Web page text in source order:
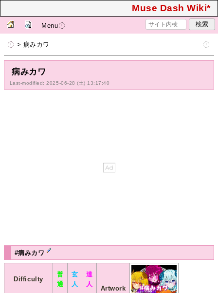
Muse Dash Wiki*
Menu
> 病みカワ
病みカワ
Last-modified: 2025-06-28 (土) 13:17:40
#病みカワ
Difficulty
普
通
玄
人
達
人
Artwork